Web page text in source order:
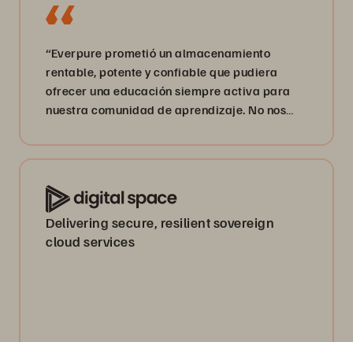
“Everpure prometió un almacenamiento
rentable, potente y confiable que pudiera
ofrecer una educación siempre activa para
nuestra comunidad de aprendizaje. No nos
Delivering secure, resilient sovereign
cloud services